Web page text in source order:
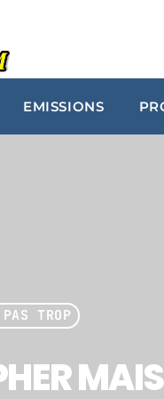
EMISSIONS
TROP